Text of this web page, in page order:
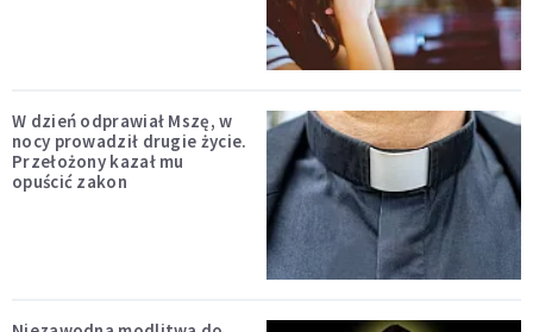
W dzień odprawiał Mszę, w
nocy prowadził drugie życie.
Przełożony kazał mu
opuścić zakon